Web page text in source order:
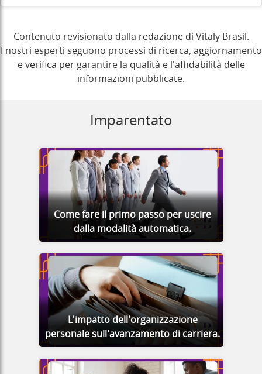
Contenuto revisionato dalla redazione di Vitaly Brasil.
I nostri esperti seguono processi di ricerca, aggiornamento
e verifica per garantire la qualità e l'affidabilità delle
informazioni pubblicate.
Imparentato
Come fare il primo passo per uscire
dalla modalità automatica.
L'impatto dell'organizzazione
personale sull'avanzamento di carriera.